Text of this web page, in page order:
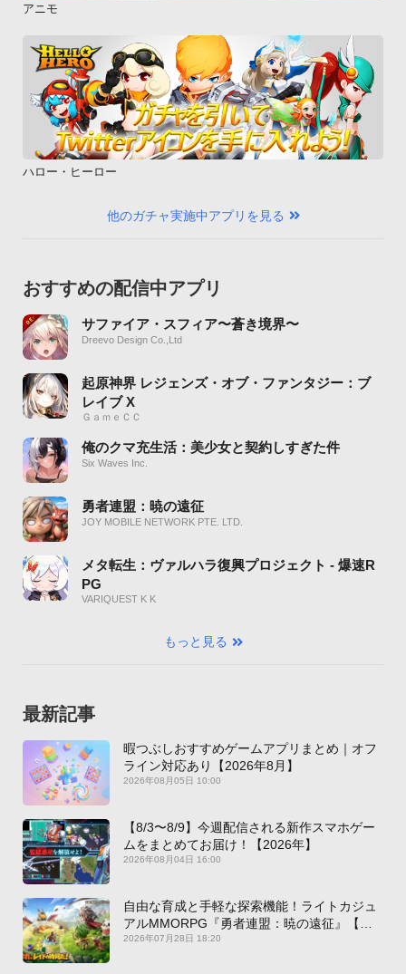
アニモ
ハロー・ヒーロー
他のガチャ実施中アプリを見る
おすすめの配信中アプリ
サファイア・スフィア〜蒼き境界〜
Dreevo Design Co.,Ltd
起原神界 レジェンズ・オブ・ファンタジー：ブ
レイブ X
ＧａｍｅＣＣ
俺のクマ充生活：美少女と契約しすぎた件
Six Waves Inc.
勇者連盟：暁の遠征
JOY MOBILE NETWORK PTE. LTD.
メタ転生：ヴァルハラ復興プロジェクト - 爆速R
PG
VARIQUEST K K
もっと見る
最新記事
暇つぶしおすすめゲームアプリまとめ｜オフ
ライン対応あり【2026年8月】
2026年08月05日 10:00
【8/3〜8/9】今週配信される新作スマホゲー
ムをまとめてお届け！【2026年】
2026年08月04日 16:00
自由な育成と手軽な探索機能！ライトカジュ
アルMMORPG『勇者連盟：暁の遠征』【最
新作PICKUP】
2026年07月28日 18:20